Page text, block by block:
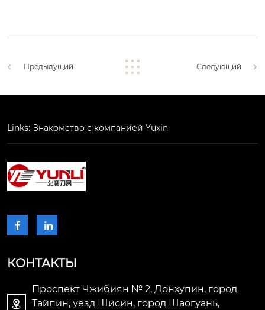
Предыдущий Следующий
Links: Знакомство с компанией Yuxin
 
КОНТАКТЫ

Проспект Чжибиян № 2, Донхупин, город
Тайпин, уезд Шисин, город Шаогуань,